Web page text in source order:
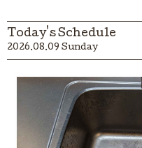
Today's Schedule
2026.08.09 Sunday